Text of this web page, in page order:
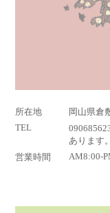
所在地
岡山県倉
TEL
あります
営業時間
AM8:00-